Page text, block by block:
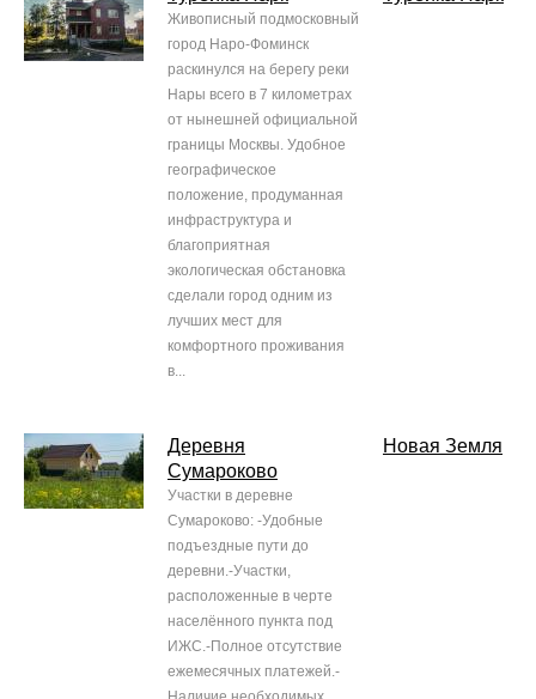
Живописный подмосковный
город Наро-Фоминск
раскинулся на берегу реки
Нары всего в 7 километрах
от нынешней официальной
границы Москвы. Удобное
географическое
положение, продуманная
инфраструктура и
благоприятная
экологическая обстановка
сделали город одним из
лучших мест для
комфортного проживания
в...
Деревня
Сумароково
Участки в деревне
Сумароково: -Удобные
подъездные пути до
деревни.-Участки,
расположенные в черте
населённого пункта под
ИЖС.-Полное отсутствие
ежемесячных платежей.-
Новая Земля